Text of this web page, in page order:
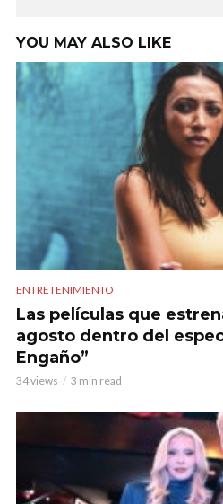
YOU MAY ALSO LIKE
ENTRETENIMIENTO
Las películas que
agosto dentro del
Engaño”
34 views 3 min read